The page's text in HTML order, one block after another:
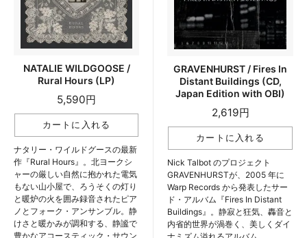
NATALIE WILDGOOSE /
Rural Hours (LP)
5,590円
ナタリー・ワイルドグースの最新
作『Rural Hours』。北ヨークシ
ャーの厳しい自然に抱かれた電気
もない山小屋で、ろうそくの灯り
と暖炉の火を囲み録音されたピア
ノとフォーク・アンサンブル。静
けさと暖かみが調和する、静謐で
豊かなアコースティック・サウン
GRAVENHURST / Fires In
Distant Buildings (CD,
Japan Edition with OBI)
2,619円
Nick Talbot のプロジェクト
GRAVENHURSTが、2005 年に
Warp Records から発表したサー
ド・アルバム『Fires In Distant
Buildings』。静寂と狂気、轟音と
内省的世界が渦巻く、美しくダイ